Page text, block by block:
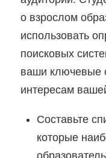
о взрослом
использовать
поисковых
ваши ключевые
интересам
Составьте
которые